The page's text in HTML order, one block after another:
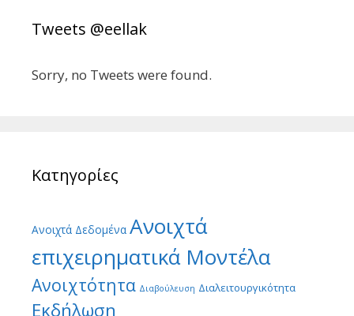
Tweets @eellak
Sorry, no Tweets were found.
Κατηγορίες
Ανοιχτά Δεδομένα Ανοιχτά
επιχειρηματικά Μοντέλα
Ανοιχτότητα Διαβούλευση Διαλειτουργικότητα
Εκδήλωση